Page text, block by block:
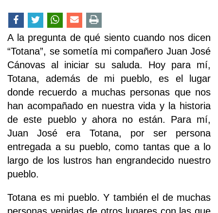
A la pregunta de qué siento cuando nos dicen
“Totana”, se sometía mi compañero Juan José
Cánovas al iniciar su saluda. Hoy para mí,
Totana, además de mi pueblo, es el lugar
donde recuerdo a muchas personas que nos
han acompañado en nuestra vida y la historia
de este pueblo y ahora no están. Para mí,
Juan José era Totana, por ser persona
entregada a su pueblo, como tantas que a lo
largo de los lustros han engrandecido nuestro
pueblo.
Totana es mi pueblo. Y también el de muchas